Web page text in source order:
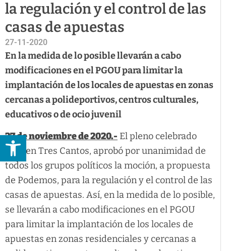
Abrir barra de herramientas
la regulación y el control de las
casas de apuestas
27-11-2020
En la medida de lo posible llevarán a cabo
modificaciones en el PGOU para limitar la
implantación de los locales de apuestas en zonas
cercanas a polideportivos, centros culturales,
educativos o de ocio juvenil
27 de noviembre de 2020.- El pleno celebrado
ayer en Tres Cantos, aprobó por unanimidad de
todos los grupos políticos la moción, a propuesta
de Podemos, para la regulación y el control de las
casas de apuestas. Así, en la medida de lo posible,
se llevarán a cabo modificaciones en el PGOU
para limitar la implantación de los locales de
apuestas en zonas residenciales y cercanas a